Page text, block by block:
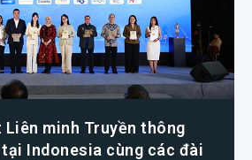
minh Truyền thông
Indonesia cùng các đài